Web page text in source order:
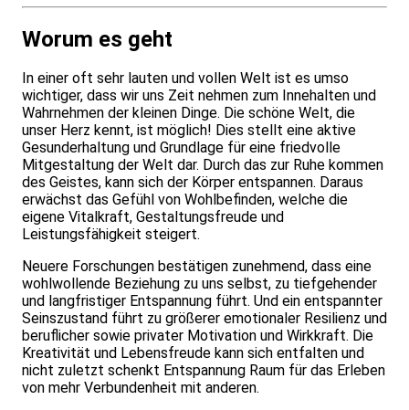
Worum es geht
In einer oft sehr lauten und vollen Welt ist es umso
wichtiger, dass wir uns Zeit nehmen zum Innehalten und
Wahrnehmen der kleinen Dinge. Die schöne Welt, die
unser Herz kennt, ist möglich! Dies stellt eine aktive
Gesunderhaltung und Grundlage für eine friedvolle
Mitgestaltung der Welt dar. Durch das zur Ruhe kommen
des Geistes, kann sich der Körper entspannen. Daraus
erwächst das Gefühl von Wohlbefinden, welche die
eigene Vitalkraft, Gestaltungsfreude und
Leistungsfähigkeit steigert.
Neuere Forschungen bestätigen zunehmend, dass eine
wohlwollende Beziehung zu uns selbst, zu tiefgehender
und langfristiger Entspannung führt. Und ein entspannter
Seinszustand führt zu größerer emotionaler Resilienz und
beruflicher sowie privater Motivation und Wirkkraft. Die
Kreativität und Lebensfreude kann sich entfalten und
nicht zuletzt schenkt Entspannung Raum für das Erleben
von mehr Verbundenheit mit anderen.